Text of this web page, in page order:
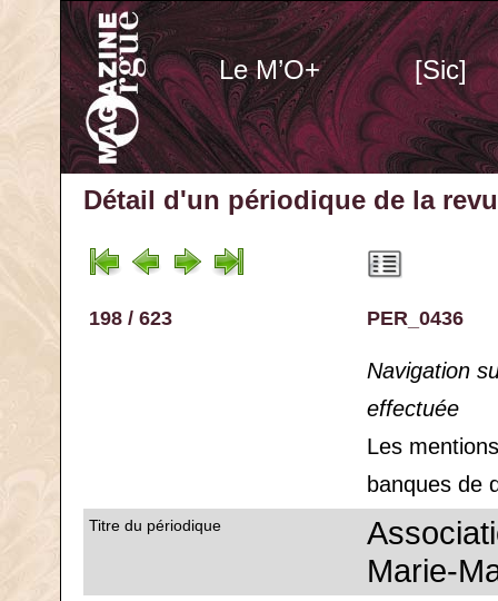
Le M’O+ [Sic]
Détail d'un périodique de la
198 / 623 PER_0436
Navigation
effectuée
Les
banques de
Titre du périodique
Marie-